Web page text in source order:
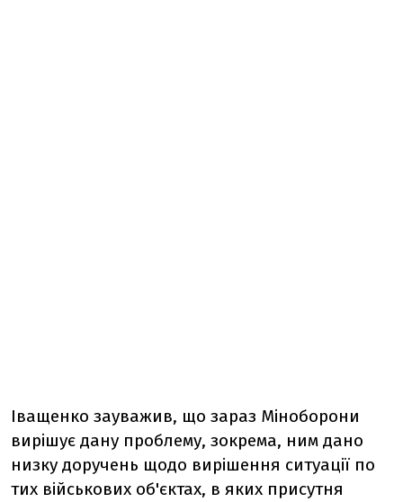
Іващенко зауважив, що зараз Міноборони
вирішує дану проблему, зокрема, ним дано
низку доручень щодо вирішення ситуації по
тих військових об'єктах, в яких присутня